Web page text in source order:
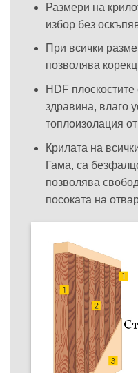
Размери на
избор без
При всички
позволява
HDF
здравина, влаго
топлоизолация
Крилата на
Гама, са
позволява
посоката на